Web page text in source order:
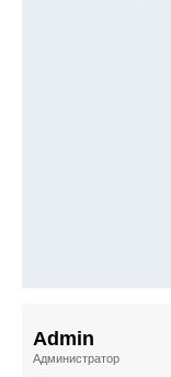
Admin
Администратор